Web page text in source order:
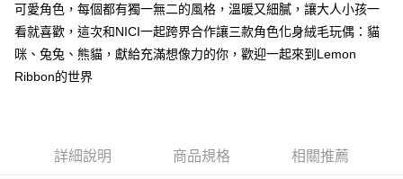
便利好安心！
１．簡單：不需註冊會員、不需綁卡、不需儲值。
２．便利：只要手機號碼，簡訊認證，即可結帳。
３．安心：先確認商品／服務後，再付款。
３．收到繳費通知簡訊後14天內，點擊此簡訊中的連結，可透過四大超商／
運送方式
全家付款取貨
每筆NT$100，滿NT$490(含以上)免運費
可愛角色，每個都有獨一無二的風格，溫暖又細膩，讓大人小孩一
看就喜歡，這次和NICI一起跨界合作讓三款角色化身絨毛玩偶：貓
咪、兔兔、熊貓，獻給充滿想像力的你，歡迎一起來到Lemon
Ribbon的世界
詳細說明 商品規格 相關推薦